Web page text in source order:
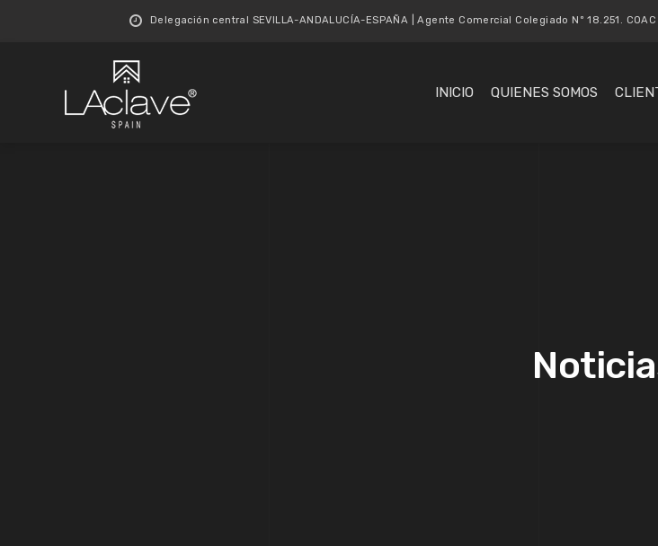
Delegación central SEVILLA-ANDALUCÍA-ESPAÑA | Agente Comercial Colegiado Nº 18.251. COAC
INICIO QUIENES SOMOS